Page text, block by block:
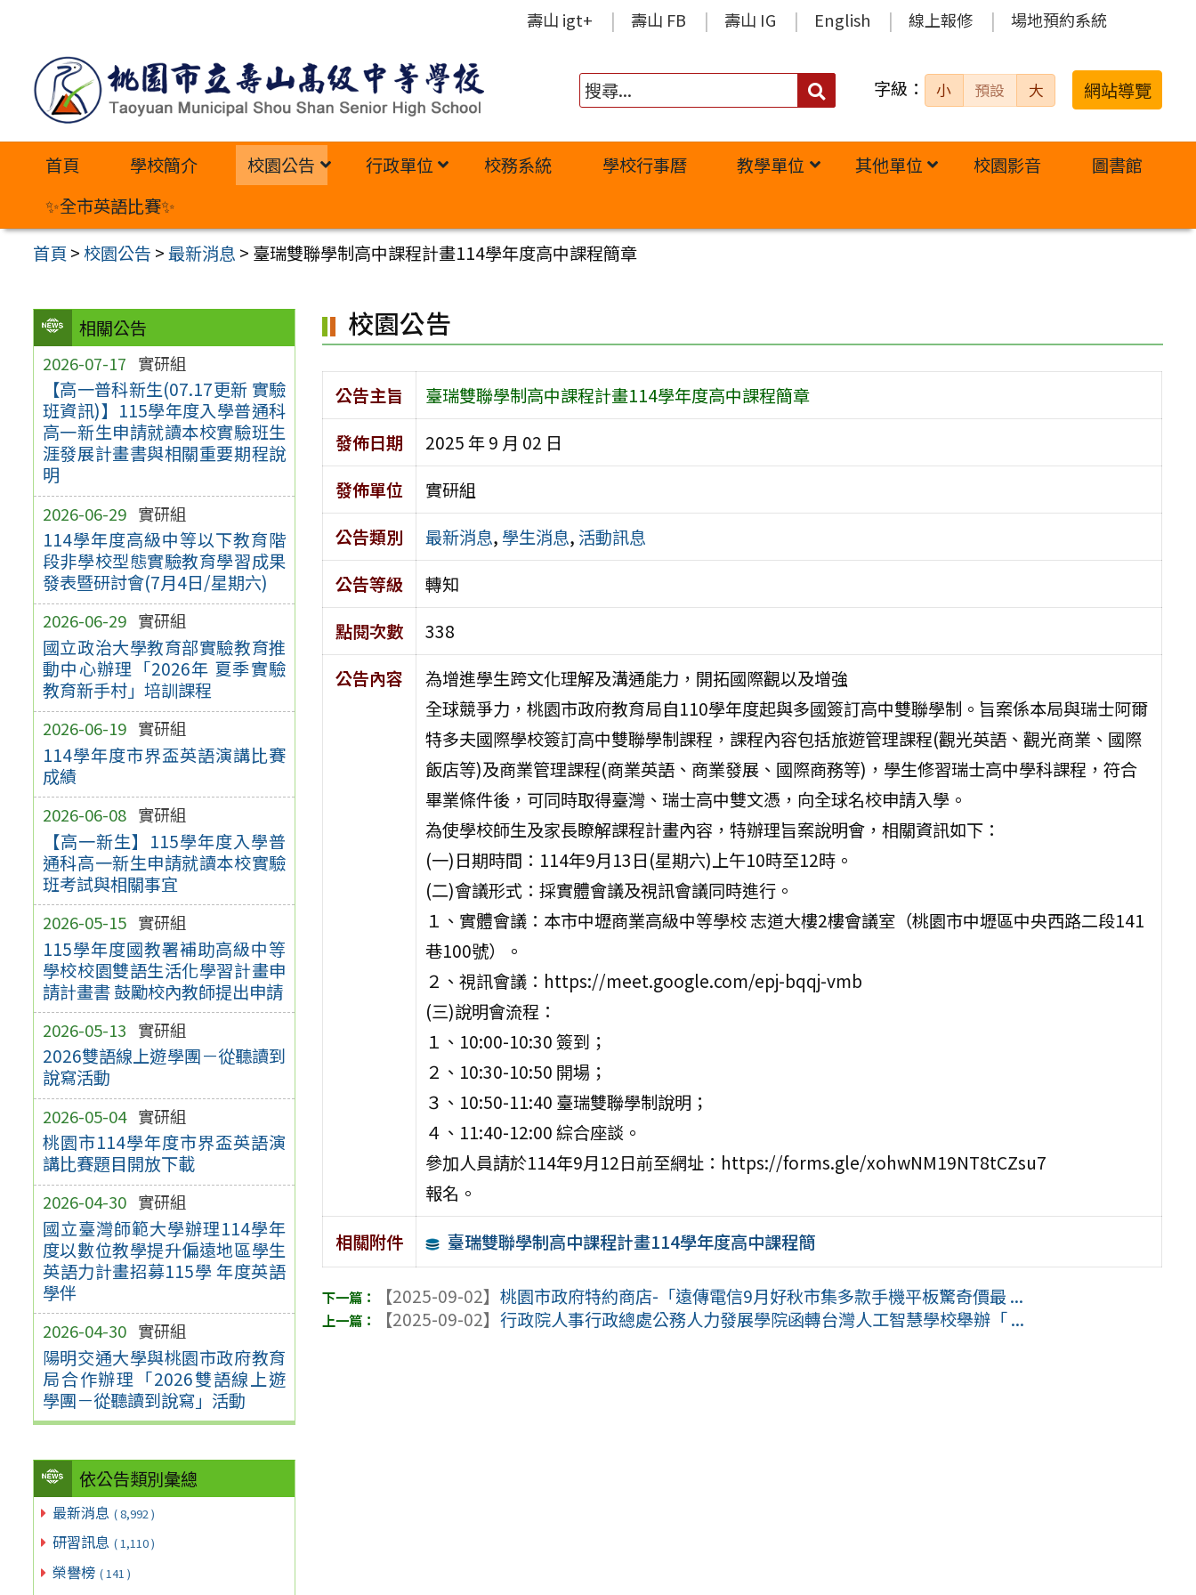
內
壽山 igt+ 壽山 FB 壽山 IG English 線上報修 場地預約系統
搜
字級： 小 預設 大 網站導覽
首頁 學校簡介 校園公告 行政單位 校務系統 學校行事曆 教學單位 其他單位 校園影音
圖書館
✨全市英語比賽✨
首頁 >校園公告 >最新消息 > 臺瑞雙聯學制高中課程計畫114學年度高中課程簡章
相關公告
2026-07-17 實研組
【高一普科新生(07.17更新 實驗
班資訊)】115學年度入學普通科
高一新生申請就讀本校實驗班生
涯發展計畫書與相關重要期程說
明
2026-06-29 實研組
114學年度高級中等以下教育階
段非學校型態實驗教育學習成果
發表暨研討會(7月4日/星期六)
2026-06-29 實研組
國立政治大學教育部實驗教育推
動中心辦理「2026年 夏季實驗
教育新手村」培訓課程
2026-06-19 實研組
114學年度市界盃英語演講比賽
成績
2026-06-08 實研組
【高一新生】115學年度入學普
通科高一新生申請就讀本校實驗
班考試與相關事宜
2026-05-15 實研組
115學年度國教署補助高級中等
學校校園雙語生活化學習計畫申
請計畫書 鼓勵校內教師提出申請
2026-05-13 實研組
2026雙語線上遊學團－從聽讀到
說寫活動
2026-05-04 實研組
桃園市114學年度市界盃英語演
講比賽題目開放下載
2026-04-30 實研組
國立臺灣師範大學辦理114學年
度以數位教學提升偏遠地區學生
英語力計畫招募115學 年度英語
學伴
2026-04-30 實研組
陽明交通大學與桃園市政府教育
局合作辦理「2026雙語線上遊
學團－從聽讀到說寫」活動
依公告類別彙總
最新消息 ( 8,992 )
研習訊息 ( 1,110 )
榮譽榜 ( 141 )
校園公告
公告主旨
臺瑞雙聯學制高中課程計畫114學年度高中課程簡章
發佈日期
2025 年 9 月 02 日
發佈單位
實研組
公告類別
最新消息, 學生消息, 活動訊息
公告等級
轉知
點閱次數
338
公告內容
為增進學生跨文化理解及溝通能力，開拓國際觀以及增強
全球競爭力，桃園市政府教育局自110學年度起與多國簽訂高中雙聯學制。旨案係本局與瑞士阿爾
特多夫國際學校簽訂高中雙聯學制課程，課程內容包括旅遊管理課程(觀光英語、觀光商業、國際
飯店等)及商業管理課程(商業英語、商業發展、國際商務等)，學生修習瑞士高中學科課程，符合
畢業條件後，可同時取得臺灣、瑞士高中雙文憑，向全球名校申請入學。
為使學校師生及家長瞭解課程計畫內容，特辦理旨案說明會，相關資訊如下：
(一)日期時間：114年9月13日(星期六)上午10時至12時。
(二)會議形式：採實體會議及視訊會議同時進行。
１、實體會議：本市中壢商業高級中等學校 志道大樓2樓會議室（桃園市中壢區中央西路二段141
巷100號）。
２、視訊會議：https://meet.google.com/epj-bqqj-vmb
(三)說明會流程：
１、10:00-10:30 簽到；
２、10:30-10:50 開場；
３、10:50-11:40 臺瑞雙聯學制說明；
４、11:40-12:00 綜合座談。
參加人員請於114年9月12日前至網址：https://forms.gle/xohwNM19NT8tCZsu7
報名。
相關附件
臺瑞雙聯學制高中課程計畫114學年度高中課程簡
【2025-09-02】桃園市政府特約商店-「遠傳電信9月好秋市集多款手機平板驚奇價最 ...
【2025-09-02】行政院人事行政總處公務人力發展學院函轉台灣人工智慧學校舉辦「 ...